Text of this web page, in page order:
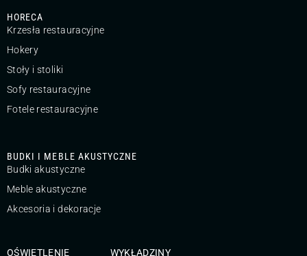
HORECA
Krzesła restauracyjne
Hokery
Stoły i stoliki
Sofy restauracyjne
Fotele restauracyjne
BUDKI I MEBLE AKUSTYCZNE
Budki akustyczne
Meble akustyczne
Akcesoria i dekoracje
OŚWIETLENIE WYKŁADZINY